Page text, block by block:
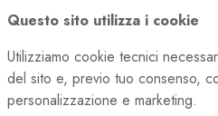
Questo sito utilizza i cookie
Utilizziamo cookie tecnici
del sito e, previo tuo consenso,
personalizzazione e marketing.